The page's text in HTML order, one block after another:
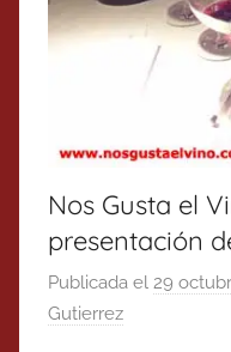
Nos Gusta el
presentación
Publicada el 29
Gutierrez